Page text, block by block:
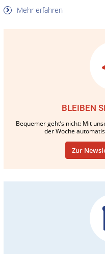
Mehr erfahren
BLEIBEN
Bequemer geht’s nicht: Mit
der Woche
Zur